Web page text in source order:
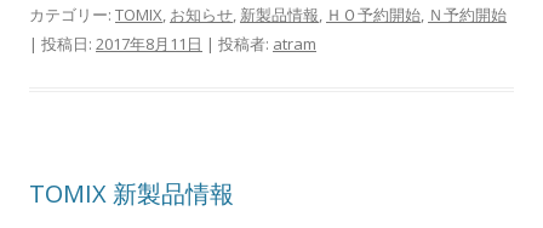
カテゴリー: TOMIX, お知らせ, 新製品情報, ＨＯ予約開始, Ｎ予約開始
| 投稿日: 2017年8月11日 | 投稿者: atram
TOMIX 新製品情報